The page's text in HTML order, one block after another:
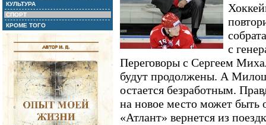
КУЛЬТУРА
СПОРТ
КРОМЕ ТОГО
с
Переговоры с Сергеем
будут продолжены. А
остается безработным.
на новое место может быть
«Атлант» вернется из